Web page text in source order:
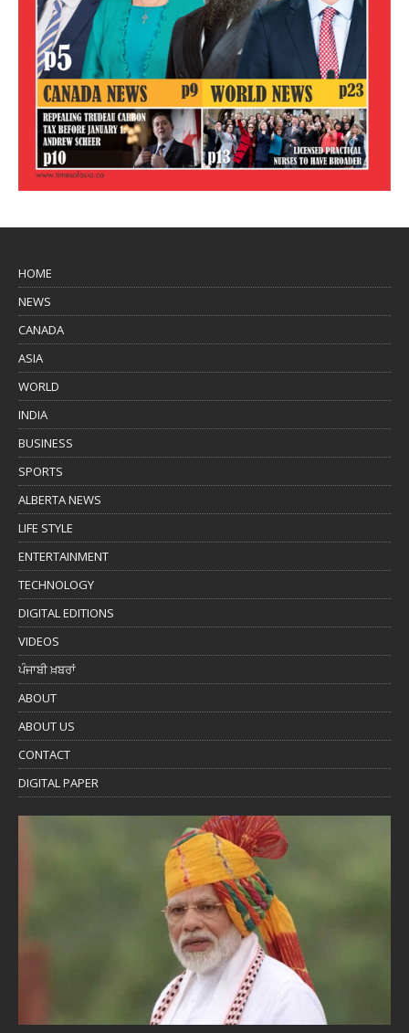
HOME
NEWS
CANADA
ASIA
WORLD
INDIA
BUSINESS
SPORTS
ALBERTA NEWS
LIFE STYLE
ENTERTAINMENT
TECHNOLOGY
DIGITAL EDITIONS
VIDEOS
ਪੰਜਾਬੀ ਖ਼ਬਰਾਂ
ABOUT
ABOUT US
CONTACT
DIGITAL PAPER